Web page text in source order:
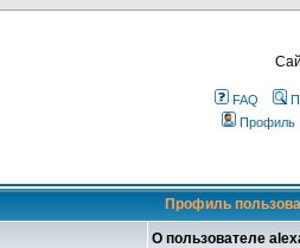
FAQ
Профиль
Профиль
О пользователе